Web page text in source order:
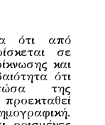
ότι από
σε
και
ότι
της